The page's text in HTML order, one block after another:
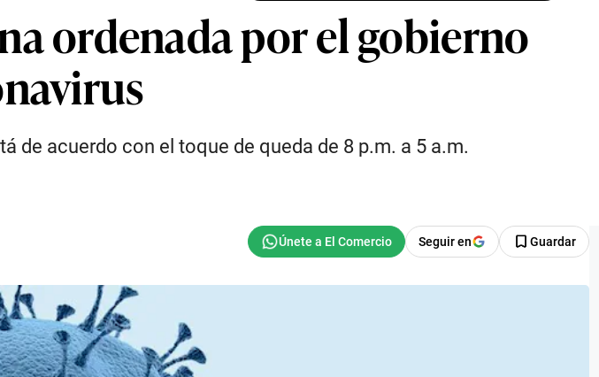
ordenada por el gobierno
de acuerdo con el toque de queda de 8 p.m. a 5 a.m.
Seguir en Guardar